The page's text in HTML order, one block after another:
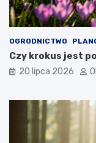
OGRODNICTWO
Czy krokus jest
20 lipca 2026